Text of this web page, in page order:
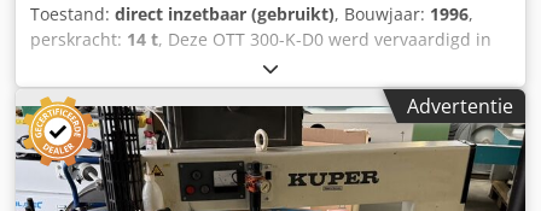
Toestand: direct inzetbaar (gebruikt), Bouwjaar: 1996,
perskracht: 14 t, Deze OTT 300-K-D0 werd vervaardigd in
1996. Een robuuste fineerpers met plaatafmetingen van
2550 x 1350 mm en warmwaterverwarming. Hij bevat 6
drukcilinders met een totale perskracht van 135 ton.
Overweeg de mogelijkheid om deze OTT 300-K-D0
fineerpers te kopen. Neem contact met ons op voor meer
informatie over deze machine. Dcsdpfx Adox D E Avopok
Advertentie